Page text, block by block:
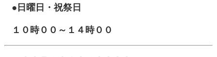
●日曜日・祝祭日
１０時００～１４時００